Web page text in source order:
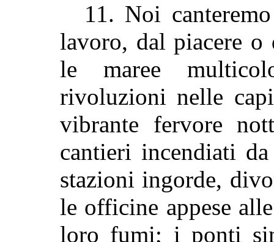
11. Noi
lavoro, dal piacere o
le maree
rivoluzioni nelle
vibrante fervore
cantieri incendiati
stazioni ingorde,
le officine appese
loro fumi; i ponti